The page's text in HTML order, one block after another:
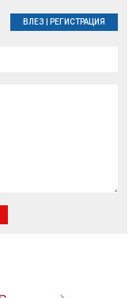
ВЛЕЗ РЕГИСТРАЦИЯ